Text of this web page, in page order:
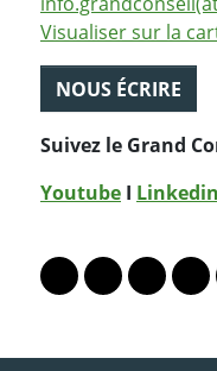
Visualiser sur la
NOUS ÉCRIRE
Suivez le Grand
Youtube I Linkedin
Lien vers le
Lien vers le
Lien